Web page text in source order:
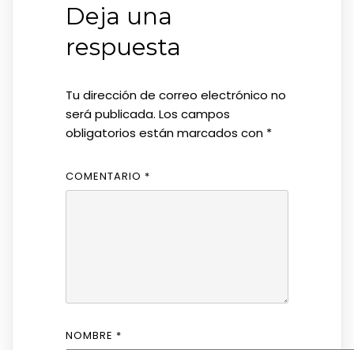
Deja una
respuesta
Tu dirección de correo electrónico no
será publicada. Los campos
obligatorios están marcados con *
COMENTARIO *
NOMBRE *